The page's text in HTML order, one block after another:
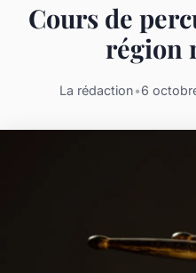
Cours de
région
La rédaction•6